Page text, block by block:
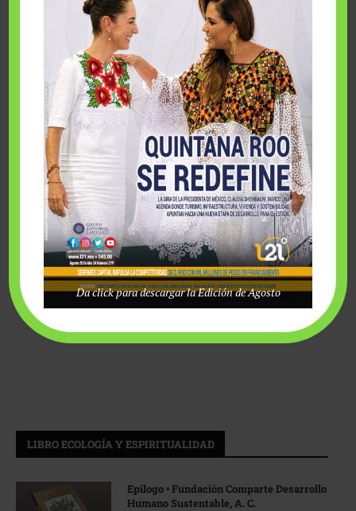
viernes, agosto 7 2026
LIBRO ECOLOGÍA Y ESPIRITUALIDAD
Epílogo • Fundación Comparte Desarrollo
Humano Sustentable, A. C.
Da click para descargar la Edición de Agosto